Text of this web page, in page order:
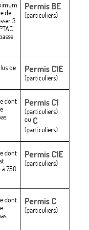
de
3
Permis BE
(particuliers)
de
Permis C1E
(particuliers)
dont
Permis C1
(particuliers)
ou C
(particuliers)
dont
750
Permis C1E
(particuliers)
dont
Permis C
(particuliers)